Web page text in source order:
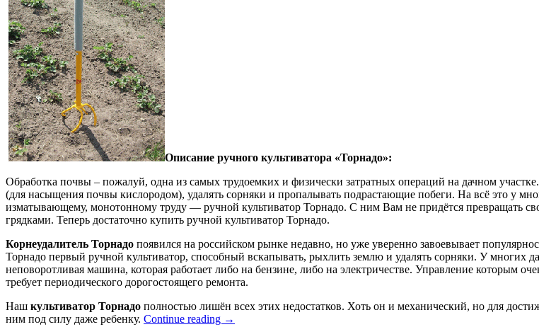
Описание ручного культиватора «Торнадо»:
Обработка почвы – пожалуй, одна из самых трудоемких и физически затратных операций на дачном
(для насыщения почвы кислородом), удалять сорняки и пропалывать подрастающие побеги. На всё это у
изматывающему, монотонному труду — ручной культиватор Торнадо. С ним Вам не придётся превращать
грядками. Теперь достаточно купить ручной культиватор Торнадо.
Корнеудалитель Торнадо появился на российском рынке недавно, но уже уверенно завоевывает
Торнадо первый ручной культиватор, способный вскапывать, рыхлить землю и удалять сорняки. У многих
неповоротливая машина, которая работает либо на бензине, либо на электричестве. Управление которым
требует периодического дорогостоящего ремонта.
Наш культиватор Торнадо полностью лишён всех этих недостатков. Хоть он и механический, но для
ним под силу даже ребенку. Continue reading →